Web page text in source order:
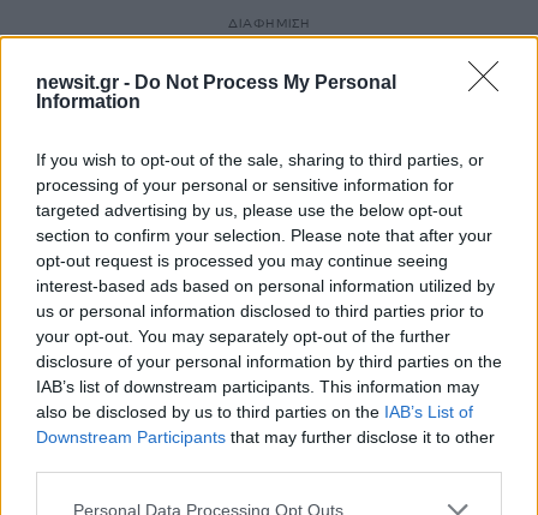
newsit.gr - Do Not Process My Personal
Information
If you wish to opt-out of the sale, sharing to third parties, or
processing of your personal or sensitive information for
targeted advertising by us, please use the below opt-out
section to confirm your selection. Please note that after your
opt-out request is processed you may continue seeing
interest-based ads based on personal information utilized by
us or personal information disclosed to third parties prior to
your opt-out. You may separately opt-out of the further
disclosure of your personal information by third parties on the
IAB’s list of downstream participants. This information may
also be disclosed by us to third parties on the IAB’s List of
Downstream Participants that may further disclose it to other
Please note that this website/app uses one or more Google
Personal Data Processing Opt Outs
ΔΙΑΦΗΜΙΣΗ